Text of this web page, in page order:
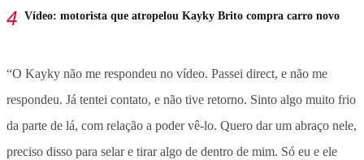
Vídeo: motorista que atropelou Kayky Brito compra carro novo
“O Kayky não me respondeu no vídeo. Passei direct, e não me
respondeu. Já tentei contato, e não tive retorno. Sinto algo muito frio
da parte de lá, com relação a poder vê-lo. Quero dar um abraço nele,
preciso disso para selar e tirar algo de dentro de mim. Só eu e ele